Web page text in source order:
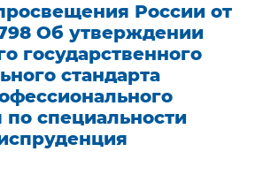
России от
798 Об утверждении
государственного
стандарта
по специальности